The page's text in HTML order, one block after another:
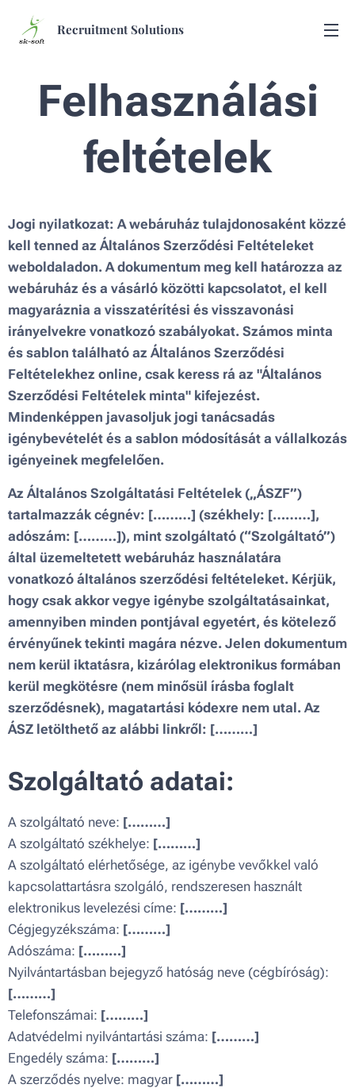
Recruitment Solutions
Felhasználási
feltételek
Jogi nyilatkozat: A webáruház tulajdonosaként közzé
kell tenned az Általános Szerződési Feltételeket
weboldaladon. A dokumentum meg kell határozza az
webáruház és a vásárló közötti kapcsolatot, el kell
magyaráznia a visszatérítési és visszavonási
irányelvekre vonatkozó szabályokat. Számos minta
és sablon található az Általános Szerződési
Feltételekhez online, csak keress rá az "Általános
Szerződési Feltételek minta" kifejezést.
Mindenképpen javasoljuk jogi tanácsadás
igénybevételét és a sablon módosítását a vállalkozás
igényeinek megfelelően.
Az Általános Szolgáltatási Feltételek („ÁSZF”)
tartalmazzák cégnév: [………] (székhely: [………],
adószám: [………]), mint szolgáltató (“Szolgáltató”)
által üzemeltetett webáruház használatára
vonatkozó általános szerződési feltételeket. Kérjük,
hogy csak akkor vegye igénybe szolgáltatásainkat,
amennyiben minden pontjával egyetért, és kötelező
érvényűnek tekinti magára nézve. Jelen dokumentum
nem kerül iktatásra, kizárólag elektronikus formában
kerül megkötésre (nem minősül írásba foglalt
szerződésnek), magatartási kódexre nem utal. Az
ÁSZ letölthető az alábbi linkről: [………]
Szolgáltató adatai:
A szolgáltató neve: [………]
A szolgáltató székhelye: [………]
A szolgáltató elérhetősége, az igénybe vevőkkel való
kapcsolattartásra szolgáló, rendszeresen használt
elektronikus levelezési címe: [………]
Cégjegyzékszáma: [………]
Adószáma: [………]
Nyilvántartásban bejegyző hatóság neve (cégbíróság):
[………]
Telefonszámai: [………]
Adatvédelmi nyilvántartási száma: [………]
Engedély száma: [………]
A szerződés nyelve: magyar [………]